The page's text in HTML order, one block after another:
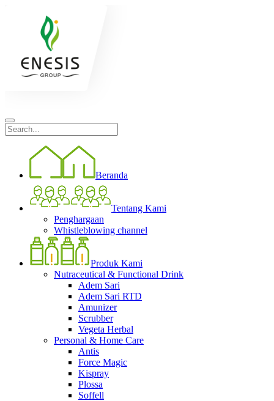
Beranda
Tentang Kami
Penghargaan
Whistleblowing channel
Produk Kami
Nutraceutical & Functional Drink
Adem Sari
Adem Sari RTD
Amunizer
Scrubber
Vegeta Herbal
Personal & Home Care
Antis
Force Magic
Kispray
Plossa
Soffell